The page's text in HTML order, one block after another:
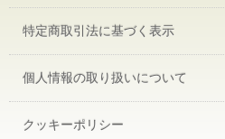
特定商取引法に基づく表示
個人情報の取り扱いについて
クッキーポリシー